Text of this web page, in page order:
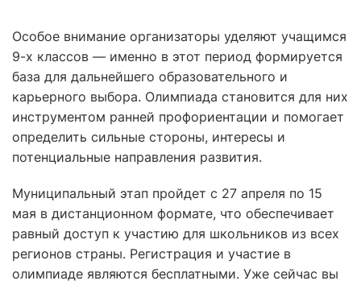
Особое внимание организаторы уделяют учащимся
9-х классов — именно в этот период формируется
база для дальнейшего образовательного и
карьерного выбора. Олимпиада становится для них
инструментом ранней профориентации и помогает
определить сильные стороны, интересы и
потенциальные направления развития.
Муниципальный этап пройдет с 27 апреля по 15
мая в дистанционном формате, что обеспечивает
равный доступ к участию для школьников из всех
регионов страны. Регистрация и участие в
олимпиаде являются бесплатными. Уже сейчас вы